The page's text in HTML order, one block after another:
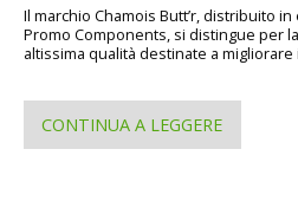
Il marchio Chamois Butt’r, distribuito in
Promo Components, si distingue per
altissima qualità destinate a
CONTINUA A LEGGERE